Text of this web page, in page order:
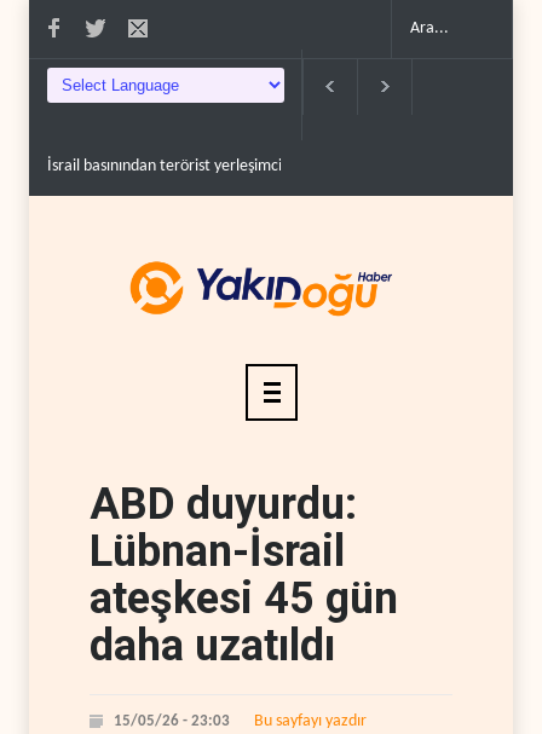
İsrail basınından terörist yerleşimcilere destek itiraf..
ABD duyurdu:
Lübnan-İsrail
ateşkesi 45 gün
daha uzatıldı
15/05/26 - 23:03 Bu sayfayı yazdır